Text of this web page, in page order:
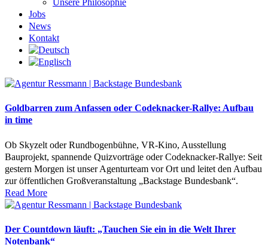
Unsere Philosophie
Jobs
News
Kontakt
Goldbarren zum Anfassen oder Codeknacker-Rallye: Aufbau
in time
Ob Skyzelt oder Rundbogenbühne, VR-Kino, Ausstellung
Bauprojekt, spannende Quizvorträge oder Codeknacker-Rallye: Seit
gestern Morgen ist unser Agenturteam vor Ort und leitet den Aufbau
zur öffentlichen Großveranstaltung „Backstage Bundesbank“.
Read More
Der Countdown läuft: „Tauchen Sie ein in die Welt Ihrer
Notenbank“